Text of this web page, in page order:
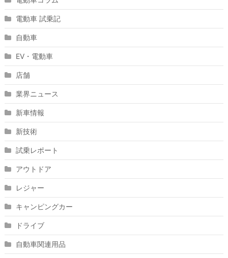
電動車 試乗記
自動車
EV・電動車
店舗
業界ニュース
新車情報
新技術
試乗レポート
アウトドア
レジャー
キャンピングカー
ドライブ
自動車関連用品